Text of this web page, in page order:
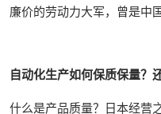
廉价的劳动力大军，曾是中
自动化生产如何保质保量？
什么是产品质量？日本经营